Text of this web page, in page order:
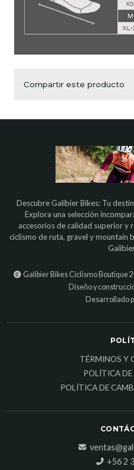
Compartir este producto
Descubre Galibier Bikes: Tu
Explora una selección
accesorios de calidad superior y
ciclismo de ruta, gravel y mountain
Galibier Bikes Ciclismo Boutique
Diseño y
Desarrollado
TÉRMINOS Y
POLÍTICA
POLÍTICA DE
‎+56 2